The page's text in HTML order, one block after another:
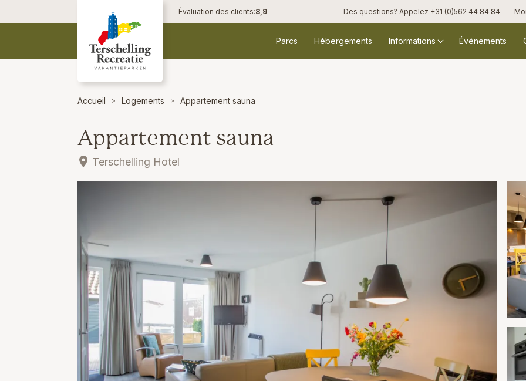
Évaluation des clients:8,9 Des questions? Appelez +31 (0)562 44 84 84
Parcs Hébergements Informations Événements
Accueil Logements Appartement sauna
Appartement sauna
Terschelling Hotel